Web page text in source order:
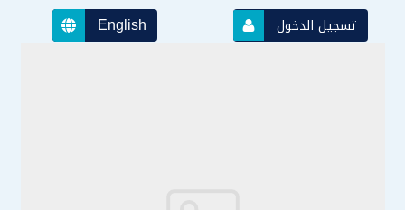
English تسجيل الدخول